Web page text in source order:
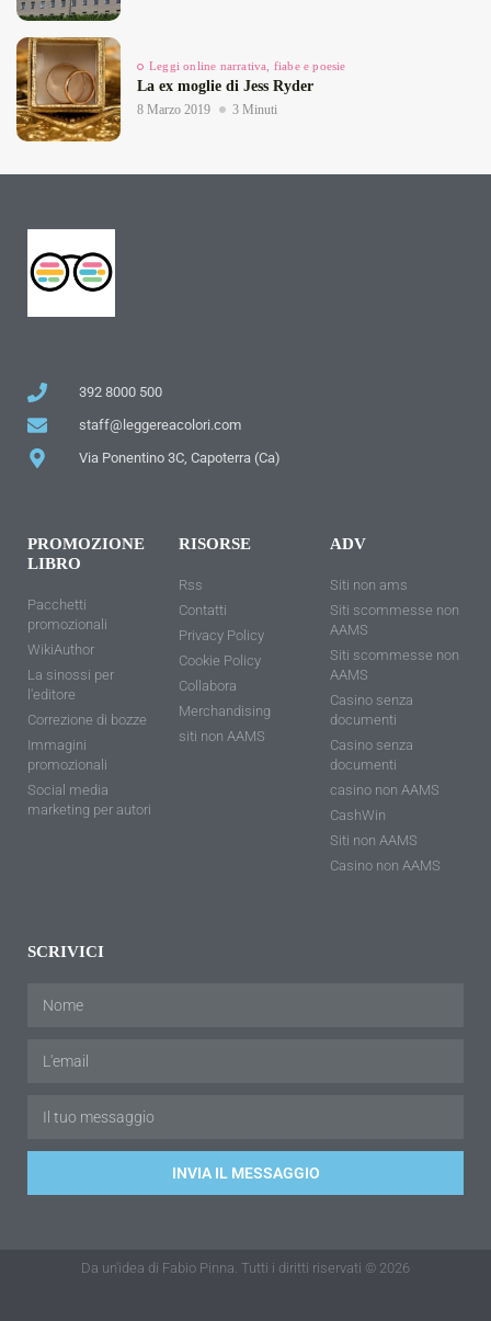
Leggi online narrativa, fiabe e poesie
La ex moglie di Jess Ryder
8 Marzo 2019 3 Minuti
392 8000 500
staff@leggereacolori.com
Via Ponentino 3C, Capoterra (Ca)
PROMOZIONE
LIBRO
Pacchetti
promozionali
WikiAuthor
La sinossi per
l'editore
Correzione di bozze
Immagini
promozionali
Social media
marketing per autori
RISORSE
Rss
Contatti
Privacy Policy
Cookie Policy
Collabora
Merchandising
siti non AAMS
ADV
Siti non ams
Siti scommesse non
AAMS
Siti scommesse non
AAMS
Casino senza
documenti
Casino senza
documenti
casino non AAMS
CashWin
Siti non AAMS
Casino non AAMS
SCRIVICI
INVIA IL MESSAGGIO
Da un'idea di Fabio Pinna. Tutti i diritti riservati © 2026